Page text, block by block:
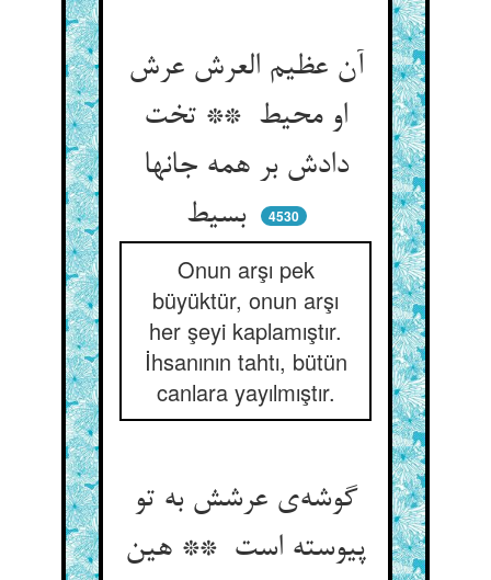
آن عظیم العرش عرش
او محیط ** تخت
دادش بر همه جانها
بسیط
4530
Onun arşı pek
büyüktür, onun arşı
her şeyi kaplamıştır.
İhsanının tahtı, bütün
canlara yayılmıştır.
گوشه‌ی عرشش به تو
پیوسته است ** هین